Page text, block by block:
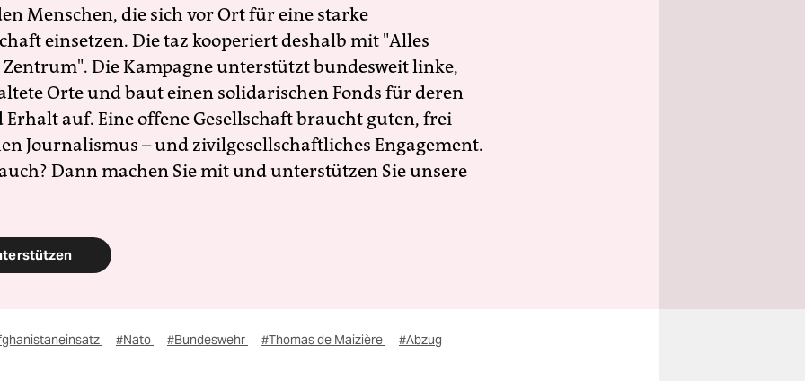
Menschen, die sich vor Ort für eine starke
einsetzen. Die taz kooperiert deshalb mit "Alles
Die Kampagne unterstützt bundesweit linke,
Orte und baut einen solidarischen Fonds für deren
Erhalt auf. Eine offene Gesellschaft braucht guten, frei
Journalismus – und zivilgesellschaftliches Engagement.
Dann machen Sie mit und unterstützen Sie unsere
#Nato #Bundeswehr #Thomas de Maizière #Abzug